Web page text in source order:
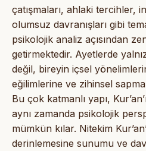
çatışmaları, ahlaki tercihler,
olumsuz davranışları gibi
psikolojik analiz açısından
getirmektedir. Ayetlerde
değil, bireyin içsel
eğilimlerine ve zihinsel
Bu çok katmanlı yapı,
aynı zamanda psikolojik
mümkün kılar. Nitekim
derinlemesine sunumu ve